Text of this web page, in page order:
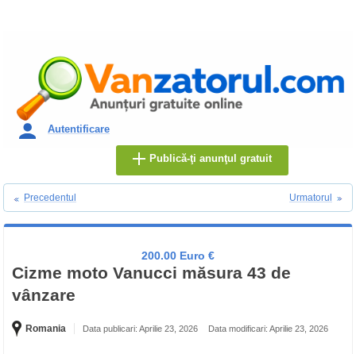
Autentificare
Publică-ţi anunţul gratuit
Precedentul Urmatorul
200.00 Euro €
Cizme moto Vanucci măsura 43 de
vânzare
Romania Data publicari: Aprilie 23, 2026 Data modificari: Aprilie 23, 2026